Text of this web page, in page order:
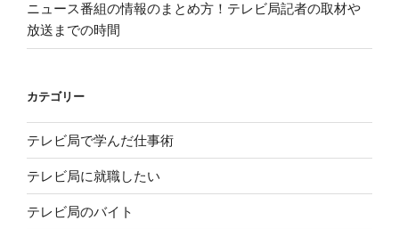
ニュース番組の情報のまとめ方！テレビ局記者の取材や
放送までの時間
カテゴリー
テレビ局で学んだ仕事術
テレビ局に就職したい
テレビ局のバイト